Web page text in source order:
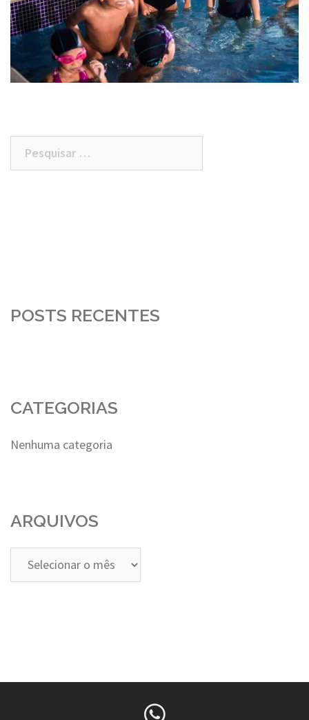
Pesquisar
por:
POSTS RECENTES
CATEGORIAS
Nenhuma categoria
ARQUIVOS
Arquivos